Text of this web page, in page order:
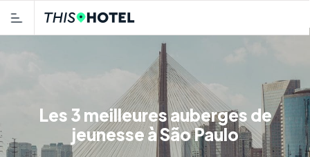
Les 3 meilleures auberges de
jeunesse à São Paulo